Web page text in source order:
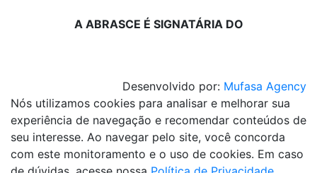
A ABRASCE É SIGNATÁRIA DO
Desenvolvido por: Mufasa Agency
Nós utilizamos cookies para analisar e melhorar sua
experiência de navegação e recomendar conteúdos de
seu interesse. Ao navegar pelo site, você concorda
com este monitoramento e o uso de cookies. Em caso